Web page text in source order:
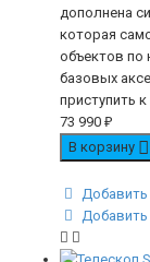
дополнена
которая
объектов по
базовых
приступить
73 990 ₽
В корзину
Добавить